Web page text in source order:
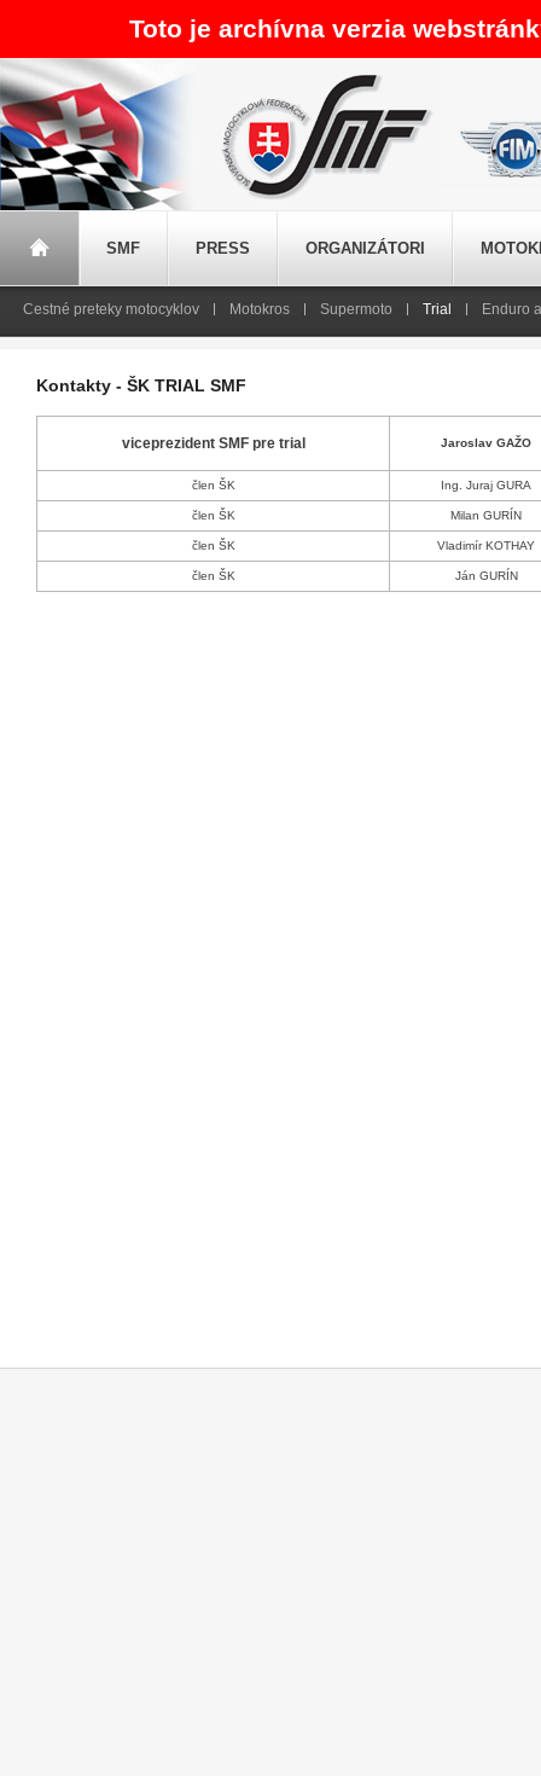
Toto je archívna verzia
SMF PRESS ORGANIZÁTORI
Cestné preteky motocyklov Motokros Supermoto Trial Enduro
Kontakty - ŠK TRIAL SMF
viceprezident SMF pre trial Jaroslav GAŽO
člen ŠK Ing. Juraj GURA
člen ŠK Milan GURÍN
člen ŠK Vladimír KOTHAY
člen ŠK Ján GURÍN